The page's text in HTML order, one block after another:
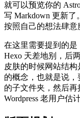
就可以预览你的
写 Markdown 更新
按照自己的想法肆意
在这里需要提到的是
Hexo 天差地别，后
皮肤的时候网站结
的概念，也就是说
的子文件夹，然后再
Wordpress 老用户估